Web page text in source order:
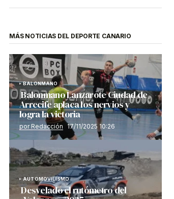
MÁS NOTICIAS DEL DEPORTE CANARIO
BALONMANO
Balonmano Lanzarote Ciudad de
Arrecife aplaca los nervios y
logra la victoria
por Redacción 17/11/2025 10:26
AUTOMOVILISMO
Desvelado el rutómetro del